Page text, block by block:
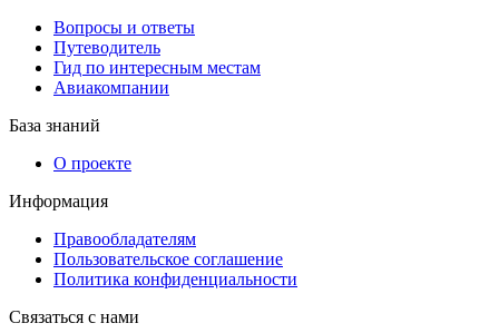
Вопросы и ответы
Путеводитель
Гид по интересным местам
Авиакомпании
База знаний
О проекте
Информация
Правообладателям
Пользовательское соглашение
Политика конфиденциальности
Связаться с нами